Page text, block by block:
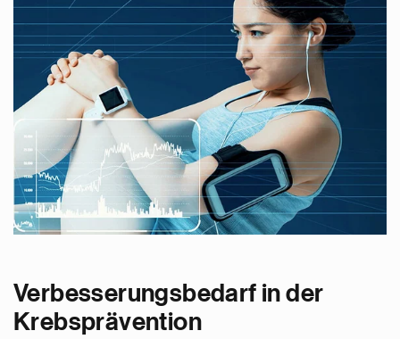
Verbesserungsbedarf in der
Krebsprävention